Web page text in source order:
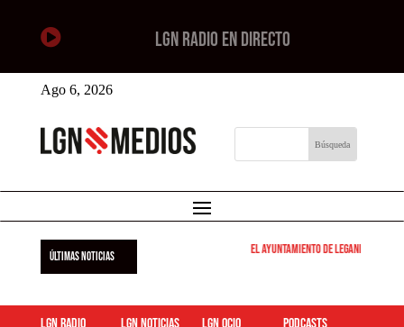
 LGN RADIO EN DIRECTO
Ago 6, 2026
ÚLTIMAS NOTICIAS El Ayuntamiento de Leganés pone